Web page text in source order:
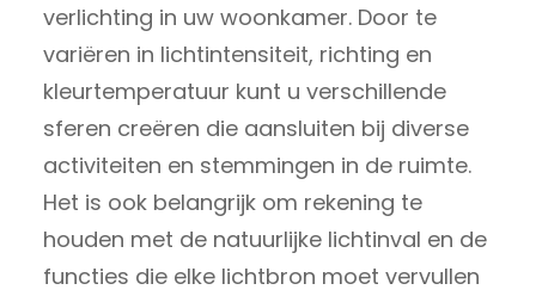
verlichting in uw woonkamer. Door te
variëren in lichtintensiteit, richting en
kleurtemperatuur kunt u verschillende
sferen creëren die aansluiten bij diverse
activiteiten en stemmingen in de ruimte.
Het is ook belangrijk om rekening te
houden met de natuurlijke lichtinval en de
functies die elke lichtbron moet vervullen